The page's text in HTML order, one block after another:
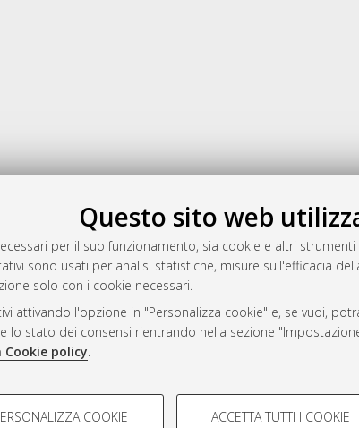
Questo sito web
per il suo funzionamento, sia cookie e altri
sono usati per analisi statistiche, misure sull'efficacia
solo con i cookie necessari.
attivando l'opzione in "Personalizza cookie" e, se vuoi,
lo stato dei consensi rientrando nella sezione
policy.
COOKIE
COOKIE ACCETTA TUTTI I COOKIE
Gestione del documento:
AMS Laurea
Servizio implementato e gestito da
Impostazioni Cookie
Informativa sulla privacy
Condizioni d’uso del sito